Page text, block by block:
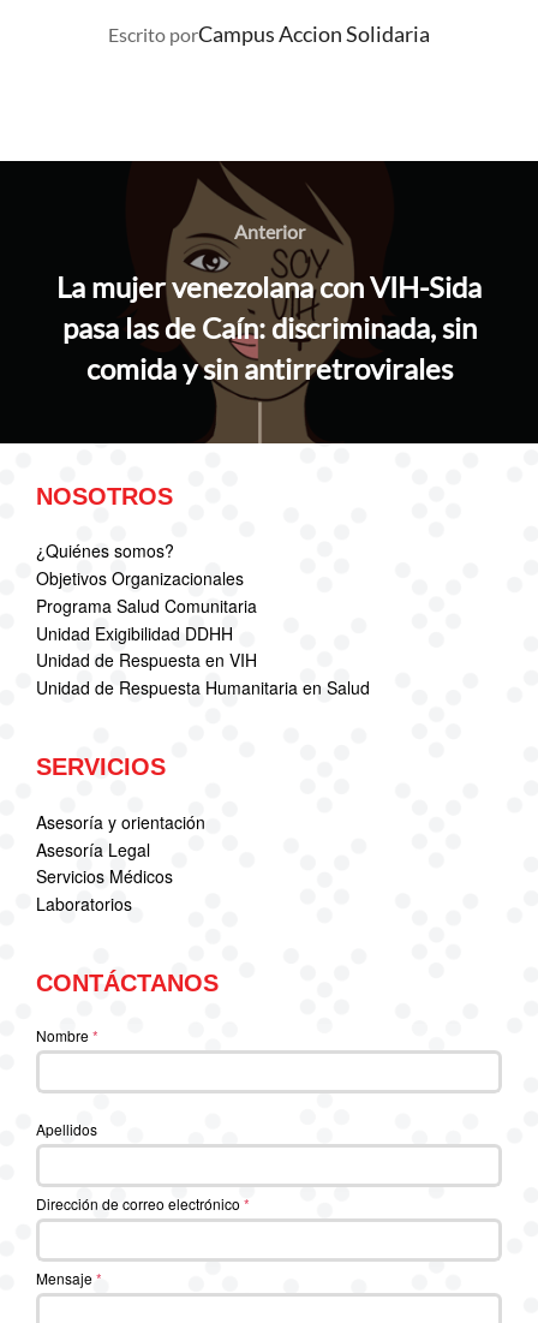
AUTOR DE LA PUBLICACIÓN
Escrito porCampus Accion Solidaria
entradas
Anterior
Anterior
La mujer venezolana con VIH-Sida
pasa las de Caín: discriminada, sin
comida y sin antirretrovirales
NOSOTROS
¿Quiénes somos?
Objetivos Organizacionales
Programa Salud Comunitaria
Unidad Exigibilidad DDHH
Unidad de Respuesta en VIH
Unidad de Respuesta Humanitaria en Salud
SERVICIOS
Asesoría y orientación
Asesoría Legal
Servicios Médicos
Laboratorios
CONTÁCTANOS
Nombre*
Apellidos
Dirección de correo electrónico *
Mensaje*